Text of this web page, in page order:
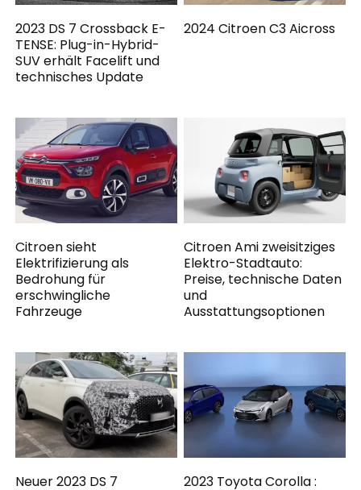
2023 DS 7 Crossback E-
TENSE: Plug-in-Hybrid-
SUV erhält Facelift und
technisches Update
2024 Citroen C3 Aicross
Citroen sieht
Elektrifizierung als
Bedrohung für
erschwingliche
Fahrzeuge
Citroen Ami zweisitziges
Elektro-Stadtauto:
Preise, technische Daten
und
Ausstattungsoptionen
Neuer 2023 DS 7
2023 Toyota Corolla :